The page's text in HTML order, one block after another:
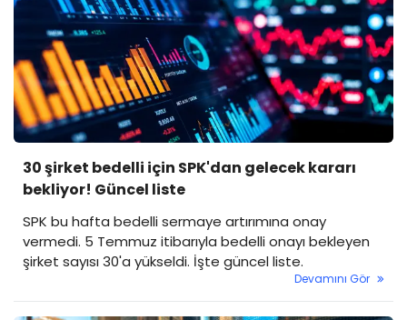
30 şirket bedelli için SPK'dan gelecek kararı
bekliyor! Güncel liste
SPK bu hafta bedelli sermaye artırımına onay
vermedi. 5 Temmuz itibarıyla bedelli onayı bekleyen
şirket sayısı 30'a yükseldi. İşte güncel liste.
Devamını Gör